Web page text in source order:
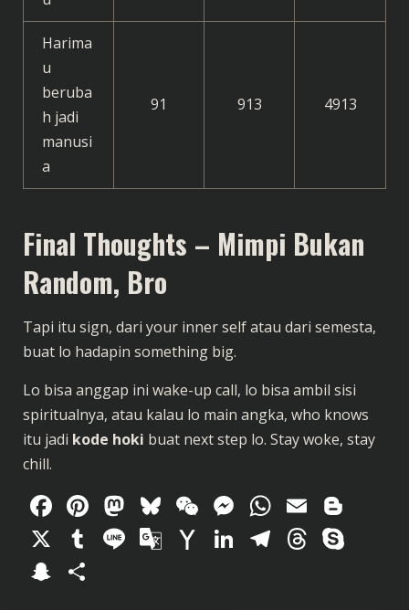
Harima
u
beruba
h jadi
manusi
a
91 913 4913
Final Thoughts – Mimpi Bukan
Random, Bro
Tapi itu sign, dari your inner self atau dari semesta,
buat lo hadapin something big.
Lo bisa anggap ini wake-up call, lo bisa ambil sisi
spiritualnya, atau kalau lo main angka, who knows
itu jadi kode hoki buat next step lo. Stay woke, stay
chill.
Facebook
Pinterest
Mastodon
Bluesky
WeChat
Messenger
Email
X
Tumblr
LineGoogle
YahooLinkedIn
Telegram
Snapchat